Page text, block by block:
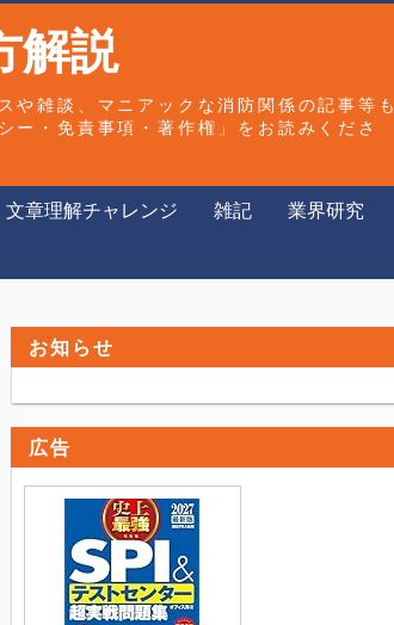
解説
や雑談、マニアックな消防関係の記事等も
・免責事項・著作権」をお読みくださ
文章理解チャレンジ 雑記
業界研究
お知らせ
広告